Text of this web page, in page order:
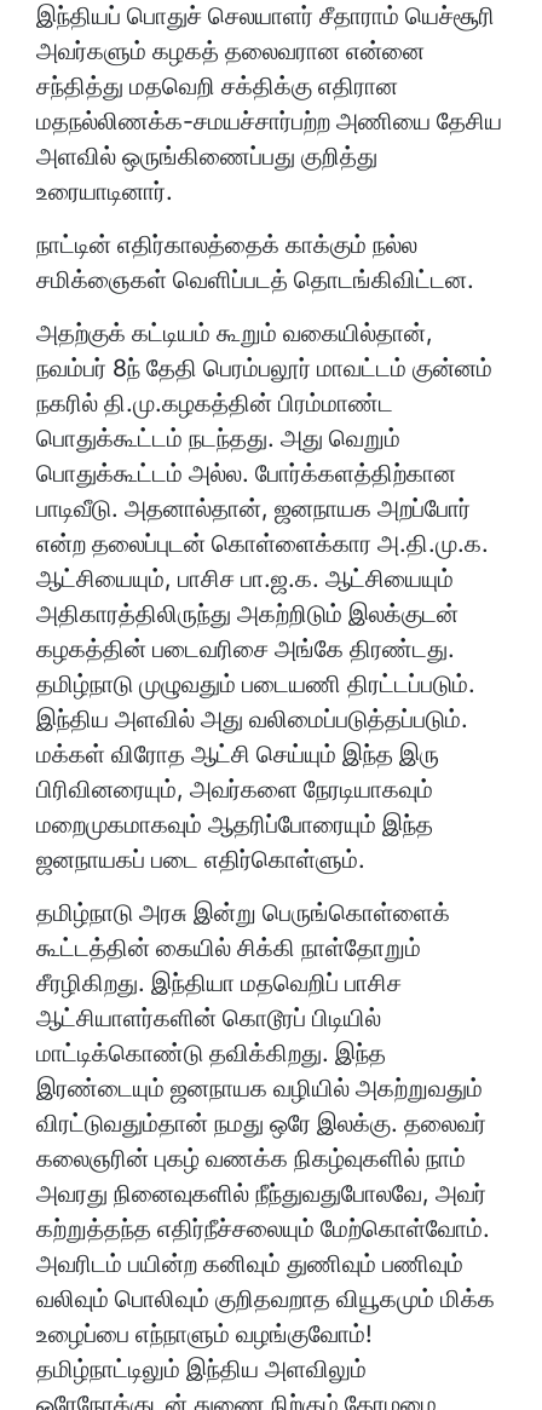
இந்தியப் பொதுச் செலயாளர் சீதாராம் யெச்சூரி
அவர்களும் கழகத் தலைவரான என்னை
சந்தித்து மதவெறி சக்திக்கு எதிரான
மதநல்லிணக்க-சமயச்சார்பற்ற அணியை தேசிய
அளவில் ஒருங்கிணைப்பது குறித்து
உரையாடினார்.
நாட்டின் எதிர்காலத்தைக் காக்கும் நல்ல
சமிக்ஞைகள் வெளிப்படத் தொடங்கிவிட்டன.
அதற்குக் கட்டியம் கூறும் வகையில்தான்,
நவம்பர் 8ந் தேதி பெரம்பலூர் மாவட்டம் குன்னம்
நகரில் தி.மு.கழகத்தின் பிரம்மாண்ட
பொதுக்கூட்டம் நடந்தது. அது வெறும்
பொதுக்கூட்டம் அல்ல. போர்க்களத்திற்கான
பாடிவீடு. அதனால்தான், ஜனநாயக அறப்போர்
என்ற தலைப்புடன் கொள்ளைக்கார அ.தி.மு.க.
ஆட்சியையும், பாசிச பா.ஜ.க. ஆட்சியையும்
அதிகாரத்திலிருந்து அகற்றிடும் இலக்குடன்
கழகத்தின் படைவரிசை அங்கே திரண்டது.
தமிழ்நாடு முழுவதும் படையணி திரட்டப்படும்.
இந்திய அளவில் அது வலிமைப்படுத்தப்படும்.
மக்கள் விரோத ஆட்சி செய்யும் இந்த இரு
பிரிவினரையும், அவர்களை நேரடியாகவும்
மறைமுகமாகவும் ஆதரிப்போரையும் இந்த
ஜனநாயகப் படை எதிர்கொள்ளும்.
தமிழ்நாடு அரசு இன்று பெருங்கொள்ளைக்
கூட்டத்தின் கையில் சிக்கி நாள்தோறும்
சீரழிகிறது. இந்தியா மதவெறிப் பாசிச
ஆட்சியாளர்களின் கொடூரப் பிடியில்
மாட்டிக்கொண்டு தவிக்கிறது. இந்த
இரண்டையும் ஜனநாயக வழியில் அகற்றுவதும்
விரட்டுவதும்தான் நமது ஒரே இலக்கு. தலைவர்
கலைஞரின் புகழ் வணக்க நிகழ்வுகளில் நாம்
அவரது நினைவுகளில் நீந்துவதுபோலவே, அவர்
கற்றுத்தந்த எதிர்நீச்சலையும் மேற்கொள்வோம்.
அவரிடம் பயின்ற கனிவும் துணிவும் பணிவும்
வலிவும் பொலிவும் குறிதவறாத வியூகமும் மிக்க
உழைப்பை எந்நாளும் வழங்குவோம்!
தமிழ்நாட்டிலும் இந்திய அளவிலும்